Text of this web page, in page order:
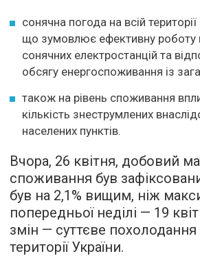
сонячна погода на всій території
що зумовлює ефективну роботу
сонячних електростанцій та
обсягу енергоспоживання із
також на рівень споживання
кількість знеструмлених
населених пунктів.
Вчора, 26 квітня, добовий
споживання був
був на 2,1% вищим, ніж
попередньої неділі — 19
змін — суттєве похолодання
території України.